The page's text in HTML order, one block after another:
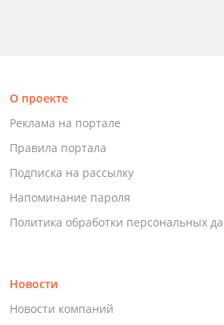
О проекте
Реклама на портале
Правила портала
Подписка на рассылку
Напоминание пароля
Политика обработки персональных
Новости
Новости компаний